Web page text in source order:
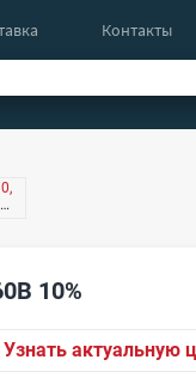
Контакты
10%
Узнать актуальную